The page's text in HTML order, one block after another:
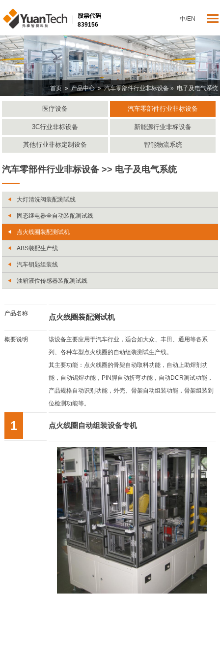
股票代码
839156
中/EN
首页»产品中心»汽车零部件行业非标设备» 电子及电气系统
医疗设备 汽车零部件行业非标设备
3C行业非标设备 新能源行业非标设备
其他行业非标定制设备 智能物流系统
汽车零部件行业非标设备 >> 电子及电气系统
大灯清洗阀装配测试线
固态继电器全自动装配测试线
点火线圈装配测试机
ABS装配生产线
汽车钥匙组装线
油箱液位传感器装配测试线
产品名称 点火线圈装配测试机
概要说明
该设备主要应用于汽车行业，适合如大众、丰田、通用等各系
列、各种车型点火线圈的自动组装测试生产线。
其主要功能：点火线圈的骨架自动取料功能，自动上助焊剂功
能，自动锡焊功能，PIN脚自动折弯功能，自动DCR测试功能，
产品规格自动识别功能，外壳、骨架自动组装功能，骨架组装到
位检测功能等。
1 点火线圈自动组装设备专机